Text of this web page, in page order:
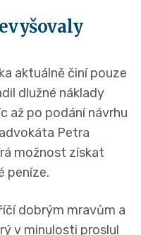
aktuálně činí pouze
dlužné náklady
až po podání návrhu
Petra
možnost získat
peníze.
dobrým mravům a
v minulosti proslul